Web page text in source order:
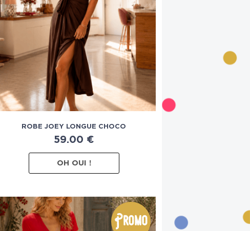
ROBE JOEY LONGUE CHOCO
59.00 €
OH OUI !
Promo